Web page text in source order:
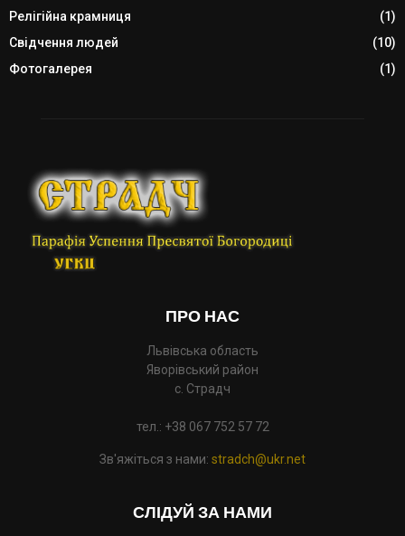
Релігійна крамниця
(1)
Свідчення людей
(10)
Фотогалерея
(1)
ПРО НАС
Львівська область
Яворівський район
с. Страдч
тел.: +38 067 752 57 72
Зв'яжіться з нами: stradch@ukr.net
СЛІДУЙ ЗА НАМИ